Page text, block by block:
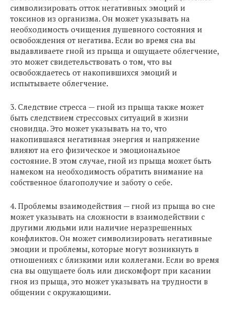
символизировать отток негативных эмоций и
токсинов из организма. Он может указывать на
необходимость очищения душевного состояния и
освобождения от негатива. Если во время сна вы
выдавливаете гной из прыща и ощущаете облегчение,
это может свидетельствовать о том, что вы
освобождаетесь от накопившихся эмоций и
испытываете облегчение.
3. Следствие стресса — гной из прыща также может
быть следствием стрессовых ситуаций в жизни
сновидца. Это может указывать на то, что
накопившаяся негативная энергия и напряжение
влияют на его физическое и эмоциональное
состояние. В этом случае, гной из прыща может быть
намеком на необходимость обратить внимание на
собственное благополучие и заботу о себе.
4. Проблемы взаимодействия — гной из прыща во сне
может указывать на сложности в взаимодействии с
другими людьми или наличие неразрешенных
конфликтов. Он может символизировать негативные
эмоции и проблемы, которые могут возникнуть в
отношениях с близкими или коллегами. Если во время
сна вы ощущаете боль или дискомфорт при касании
гноя из прыща, это может указывать на трудности в
общении с окружающими.